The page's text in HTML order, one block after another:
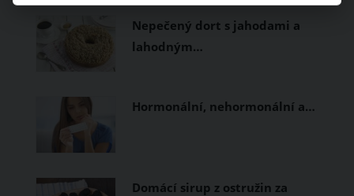
měly být přírodní nebo funkční
prodyšné tkaniny a volnější střihy.
Nepečený dort s jahodami a
lahodným…
Hormonální, nehormonální a…
Domácí sirup z ostružin za